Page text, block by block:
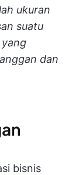
ukuran
suatu
dan
bisnis